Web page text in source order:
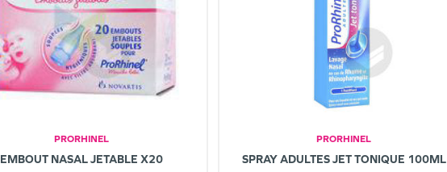
PRORHINEL
EMBOUT NASAL JETABLE X20
PRORHINEL
SPRAY ADULTES JET TONIQUE 100ML